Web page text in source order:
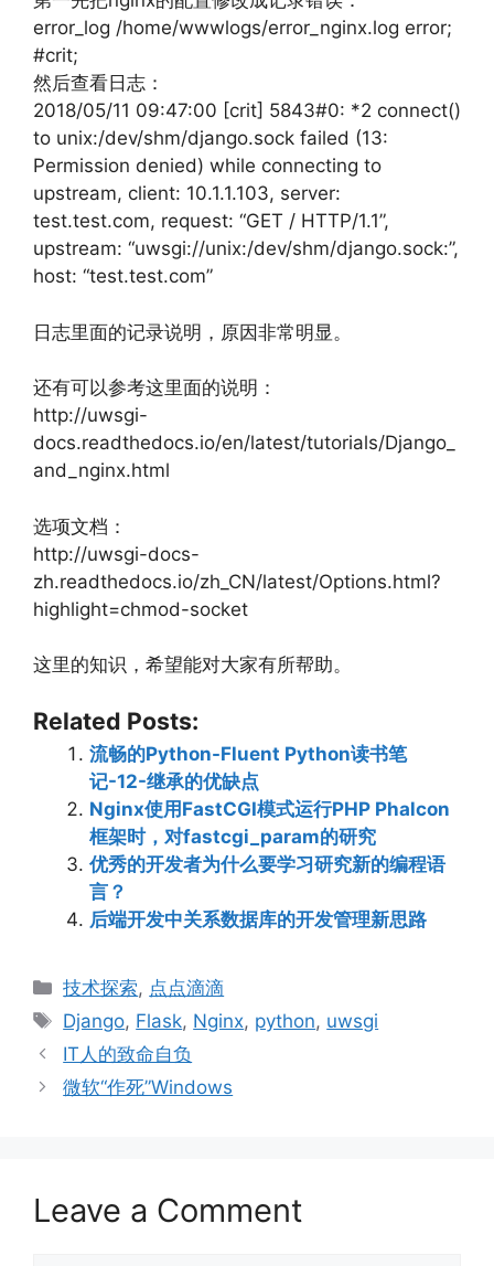
error_log /home/wwwlogs/error_nginx.log error;
#crit;
然后查看日志：
2018/05/11 09:47:00 [crit] 5843#0: *2 connect()
to unix:/dev/shm/django.sock failed (13:
Permission denied) while connecting to
upstream, client: 10.1.1.103, server:
test.test.com, request: “GET / HTTP/1.1”,
upstream: “uwsgi://unix:/dev/shm/django.sock:”,
host: “test.test.com”
日志里面的记录说明，原因非常明显。
还有可以参考这里面的说明：
http://uwsgi-
docs.readthedocs.io/en/latest/tutorials/Django_
and_nginx.html
选项文档：
http://uwsgi-docs-
zh.readthedocs.io/zh_CN/latest/Options.html?
highlight=chmod-socket
这里的知识，希望能对大家有所帮助。
Related Posts:
流畅的Python-Fluent Python读书笔
记-12-继承的优缺点
Nginx使用FastCGI模式运行PHP Phalcon
框架时，对fastcgi_param的研究
优秀的开发者为什么要学习研究新的编程语
言？
后端开发中关系数据库的开发管理新思路
Categories
技术探索, 点点滴滴
Tags
Django, Flask, Nginx, python, uwsgi
IT人的致命自负
微软“作死”Windows
Leave a Comment